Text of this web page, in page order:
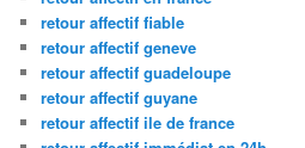
retour affectif fiable
retour affectif geneve
retour affectif guadeloupe
retour affectif guyane
retour affectif ile de france